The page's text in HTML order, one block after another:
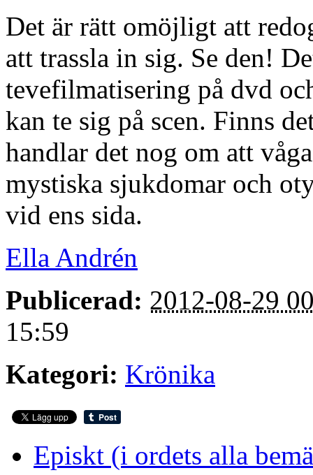
Det är rätt omöjligt att
att trassla in sig. Se den!
tevefilmatisering på dvd
kan te sig på scen. Finns
handlar det nog om att
mystiska sjukdomar och
vid ens sida.
Ella Andrén
Publicerad: 2012-08-29
15:59
Kategori: Krönika
Episkt (i ordets alla